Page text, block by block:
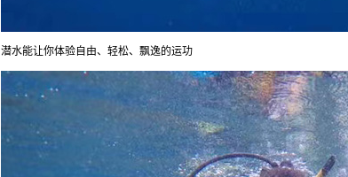
潜水能让你体验自由、轻松、飘逸的运功